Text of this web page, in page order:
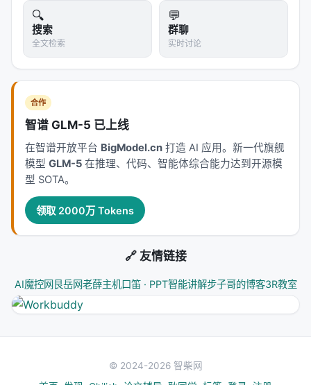
AgentIR: Reasoning-Aware Retrieval for Deep R
esearch Agents, Mar 2026,…
Agentic Reasoning: A Streamlined Framework f
or Enhancing LLM Reasoning…
参考文献
原文：Dont Stop Early: Scalable Enterprise
Deep Research with Controlled Information
Flow and Evidence-Aware Termination, Apr
2026, Salesfore AI, arxiv. arXiv / 出版源见链接。
---
深度分析附录
本工作处于information_retrieval与大规模搜索/推
荐系统交叉地带。从系统视角看，它回应的是「如何
斗：召回负责覆盖，精排负责判别，生成负责呈现；
而 LLM 时代的新增变量是推理预算 与行动空间（是
🔍
搜索
全文检索
💬
群聊
实时讨论
合作
智谱 GLM-5 已上线
在智谱开放平台 BigModel.cn 打造 AI 应用。新一代旗舰
模型 GLM-5 在推理、代码、智能体综合能力达到开源模
型 SOTA。
领取 2000万 Tokens
🔗 友情链接
AI魔控网 艮岳网老薛主机口笛 · PPT智能讲解步子哥的博客3R教室
© 2024-2026 智柴网